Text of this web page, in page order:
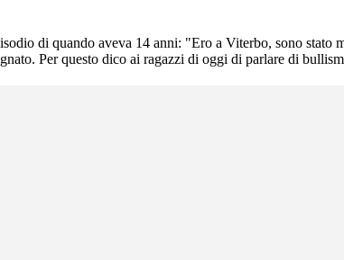
di quando aveva 14 anni: "Ero a Viterbo, sono stato
Per questo dico ai ragazzi di oggi di parlare di